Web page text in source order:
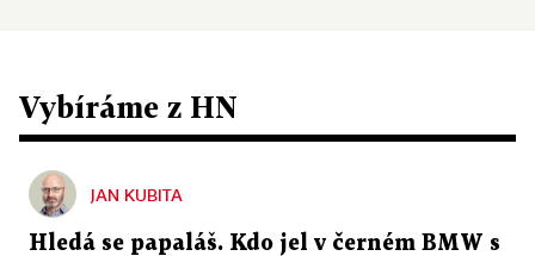
Vybíráme z HN
JAN KUBITA
Hledá se papaláš. Kdo jel v černém BMW s